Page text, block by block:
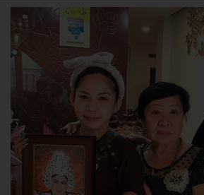
ngược nhận được những cơ may để từng bước
diễn”.